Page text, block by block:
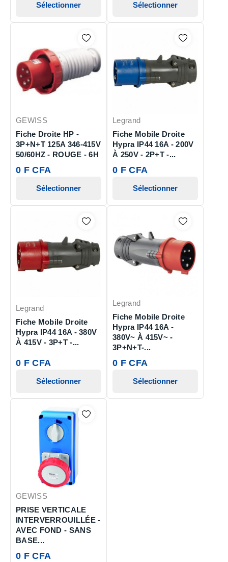
Sélectionner Sélectionner
GEWISS
Fiche Droite HP -
3P+N+T 125A 346-415V
50/60HZ - ROUGE - 6H
0 F CFA
Sélectionner
Legrand
Fiche Mobile Droite
Hypra IP44 16A - 200V
À 250V - 2P+T -...
0 F CFA
Sélectionner
Legrand
Fiche Mobile Droite
Hypra IP44 16A - 380V
À 415V - 3P+T -...
0 F CFA
Sélectionner
Legrand
Fiche Mobile Droite
Hypra IP44 16A -
380V~ À 415V~ -
3P+N+T-...
0 F CFA
Sélectionner
GEWISS
PRISE VERTICALE
INTERVERROUILLÉE -
AVEC FOND - SANS
BASE...
0 F CFA